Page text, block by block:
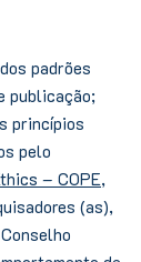
padrões
publicação;
princípios
pelo
– COPE,
(as),